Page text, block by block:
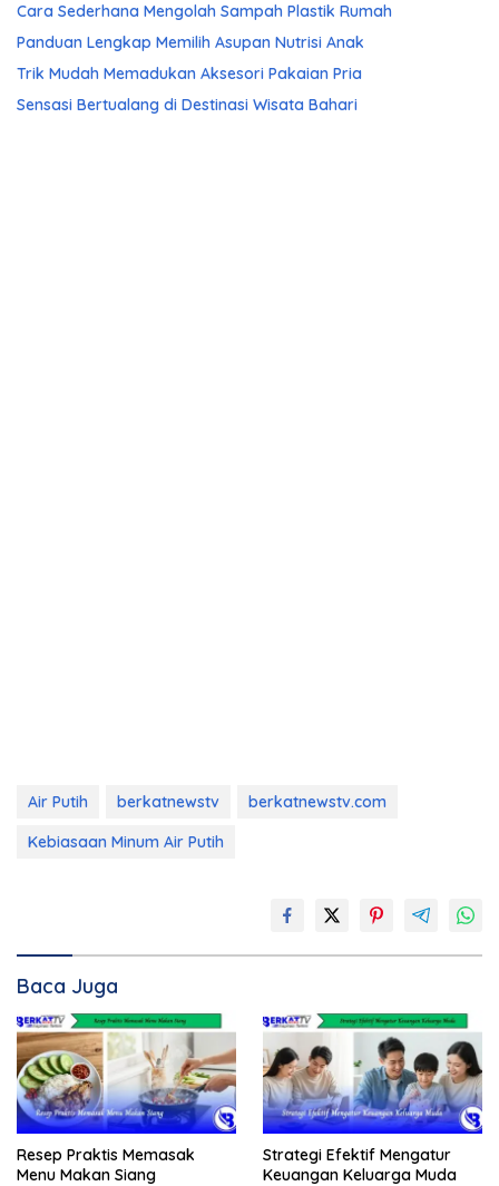
Cara Sederhana Mengolah Sampah Plastik Rumah
Panduan Lengkap Memilih Asupan Nutrisi Anak
Trik Mudah Memadukan Aksesori Pakaian Pria
Sensasi Bertualang di Destinasi Wisata Bahari
Air Putih berkatnewstv
berkatnewstv.com
Kebiasaan Minum Air Putih
Baca Juga
Resep Praktis Memasak
Menu Makan Siang
Strategi Efektif Mengatur
Keuangan Keluarga Muda